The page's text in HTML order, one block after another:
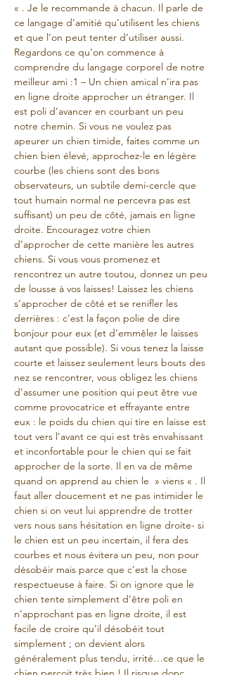
« . Je le recommande à chacun. Il parle de
ce langage d’amitié qu’utilisent les chiens
et que l’on peut tenter d’utiliser aussi.
Regardons ce qu’on commence à
comprendre du langage corporel de notre
meilleur ami :1 – Un chien amical n’ira pas
en ligne droite approcher un étranger. Il
est poli d’avancer en courbant un peu
notre chemin. Si vous ne voulez pas
apeurer un chien timide, faites comme un
chien bien élevé, approchez-le en légère
courbe (les chiens sont des bons
observateurs, un subtile demi-cercle que
tout humain normal ne percevra pas est
suffisant) un peu de côté, jamais en ligne
droite. Encouragez votre chien
d’approcher de cette manière les autres
chiens. Si vous vous promenez et
rencontrez un autre toutou, donnez un peu
de lousse à vos laisses! Laissez les chiens
s’approcher de côté et se renifler les
derrières : c’est la façon polie de dire
bonjour pour eux (et d’emmêler le laisses
autant que possible). Si vous tenez la laisse
courte et laissez seulement leurs bouts des
nez se rencontrer, vous obligez les chiens
d’assumer une position qui peut être vue
comme provocatrice et effrayante entre
eux : le poids du chien qui tire en laisse est
tout vers l’avant ce qui est très envahissant
et inconfortable pour le chien qui se fait
approcher de la sorte. Il en va de même
quand on apprend au chien le  » viens « . Il
faut aller doucement et ne pas intimider le
chien si on veut lui apprendre de trotter
vers nous sans hésitation en ligne droite- si
le chien est un peu incertain, il fera des
courbes et nous évitera un peu, non pour
désobéir mais parce que c’est la chose
respectueuse à faire. Si on ignore que le
chien tente simplement d’être poli en
n’approchant pas en ligne droite, il est
facile de croire qu’il désobéit tout
simplement ; on devient alors
généralement plus tendu, irrité…ce que le